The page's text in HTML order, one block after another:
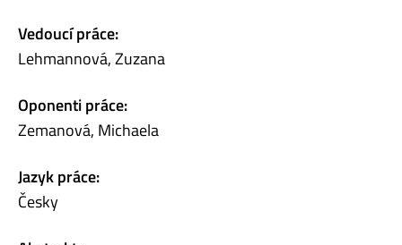
Vedoucí práce:
Lehmannová, Zuzana
Oponenti práce:
Zemanová, Michaela
Jazyk práce:
Česky